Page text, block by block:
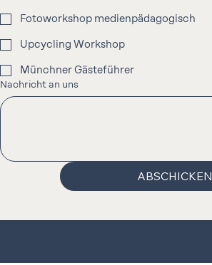
Fotoworkshop medienpädagogisch
Upcycling Workshop
Münchner Gästeführer
Nachricht an uns
ABSCHICKEN